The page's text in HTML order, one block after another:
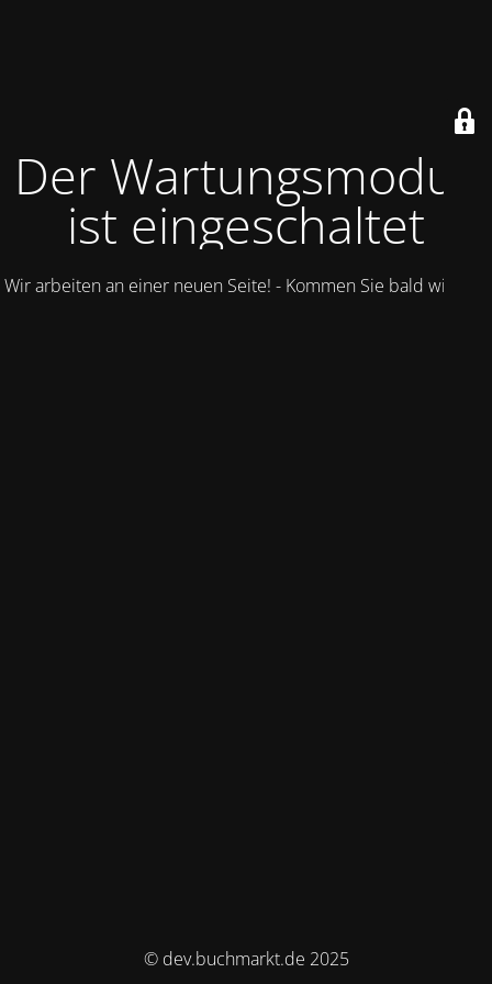
Der Wartungsmodus
ist eingeschaltet
Wir arbeiten an einer neuen Seite! - Kommen Sie bald wieder.
© dev.buchmarkt.de 2025